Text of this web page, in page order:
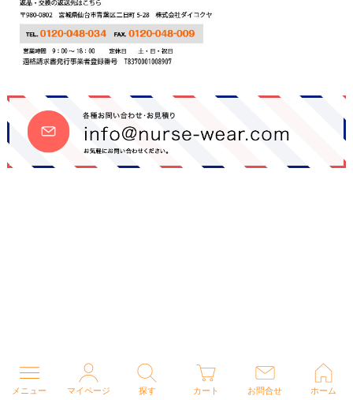
メニュー マイページ 探す カート お問合せ ホーム